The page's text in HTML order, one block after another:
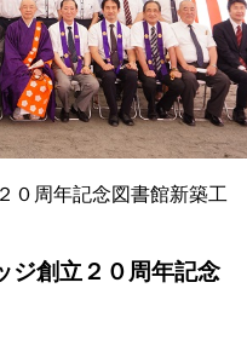
０周年記念図書館新築工
ジ創立２０周年記念